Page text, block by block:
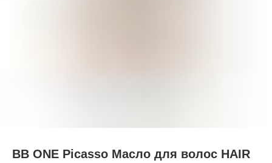
BB ONE Picasso Масло для волос HAIR